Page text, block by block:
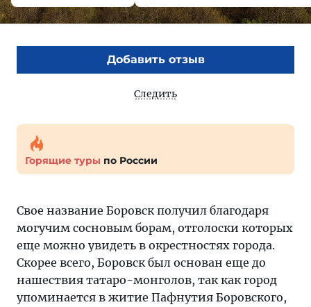
Добавить отзыв
Следить
Горящие туры по России
Свое название Боровск получил благодаря
могучим сосновым борам, отголоски которых
еще можно увидеть в окрестностях города.
Скорее всего, Боровск был основан еще до
нашествия татаро-монголов, так как город
упоминается в житие Пафнутия Боровского,